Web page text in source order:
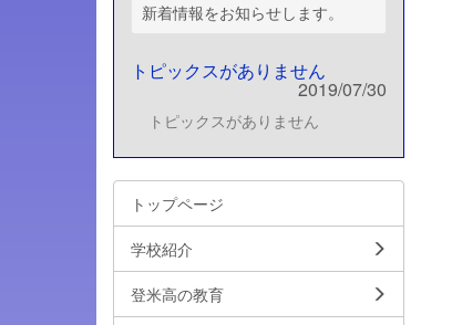
新着情報をお知らせします。
トピックスがありません
2019/07/30
トピックスがありません
トップページ
学校紹介
登米高の教育